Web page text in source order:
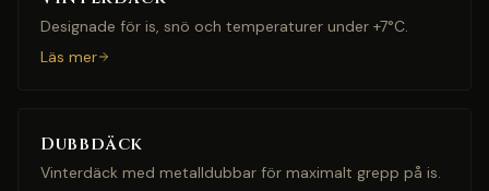
Designade för is, snö och temperaturer under +7°C.
Läs mer
Dubbdäck
Vinterdäck med metalldubbar för maximalt grepp på is.